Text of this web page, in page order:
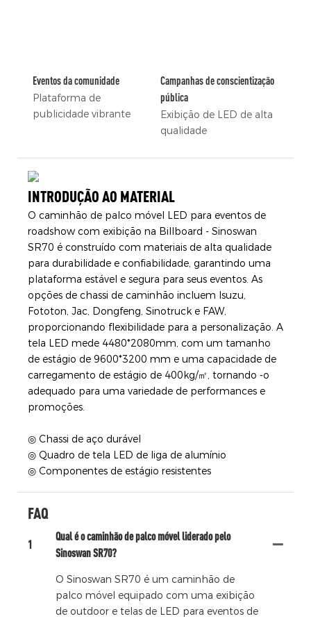
Eventos da comunidade
Plataforma de
publicidade vibrante
Campanhas de conscientização
pública
Exibição de LED de alta
qualidade
INTRODUÇÃO AO MATERIAL
O caminhão de palco móvel LED para eventos de
roadshow com exibição na Billboard - Sinoswan
SR70 é construído com materiais de alta qualidade
para durabilidade e confiabilidade, garantindo uma
plataforma estável e segura para seus eventos. As
opções de chassi de caminhão incluem Isuzu,
Fototon, Jac, Dongfeng, Sinotruck e FAW,
proporcionando flexibilidade para a personalização. A
tela LED mede 4480*2080mm, com um tamanho
de estágio de 9600*3200 mm e uma capacidade de
carregamento de estágio de 400kg/㎡, tornando -o
adequado para uma variedade de performances e
promoções.
◎ Chassi de aço durável
◎ Quadro de tela LED de liga de alumínio
◎ Componentes de estágio resistentes
FAQ
1
Qual é o caminhão de palco móvel liderado pelo
Sinoswan SR70?
O Sinoswan SR70 é um caminhão de
palco móvel equipado com uma exibição
de outdoor e telas de LED para eventos de